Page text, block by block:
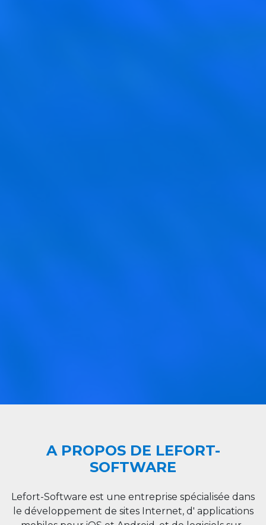
A PROPOS DE LEFORT-
SOFTWARE
Lefort-Software est une entreprise spécialisée dans
le développement de sites Internet, d' applications